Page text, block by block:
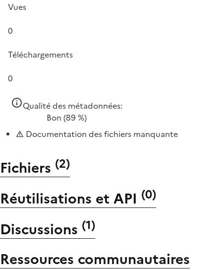
Vues
0
Téléchargements
0
Qualité des métadonnées:
Bon (89 %)
Documentation des fichiers manquante
Fichiers (2)
Réutilisations et API (0)
Discussions (1)
Ressources communautaires